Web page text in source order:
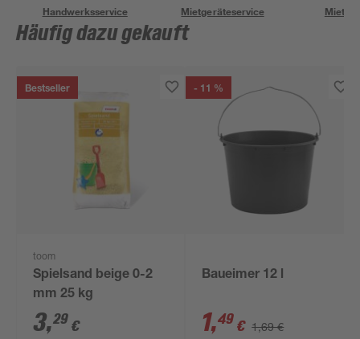
Handwerksservice Mietgeräteservice
Häufig dazu gekauft
Bestseller
toom
Spielsand beige 0-2
mm 25 kg
3,29 €
- 11 %
Baueimer 12 l
1,49 € 1,69 €